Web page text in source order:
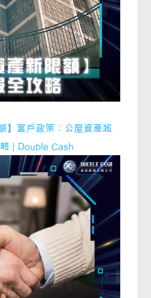
】富戶政策：公屋資產超
| Double Cash